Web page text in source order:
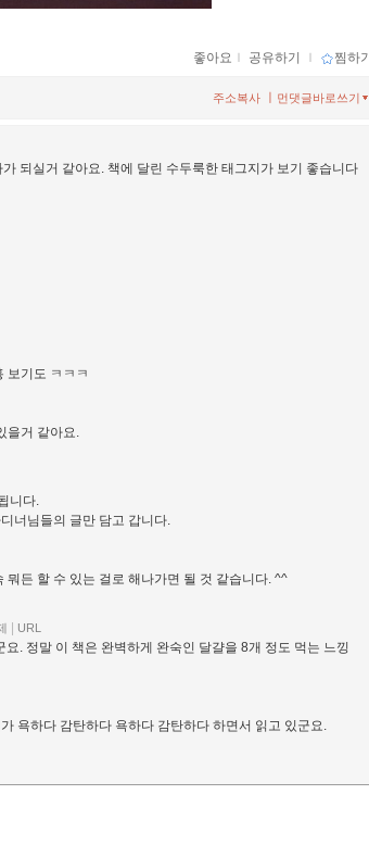
좋아요 ｌ 공유하기 ｌ 찜하기
먼댓글바로쓰기
주소복사
되실거 같아요. 책에 달린 수두룩한 태그지가 보기 좋습니다
보기도 ㅋㅋㅋ
을거 같아요.
니다.
너님들의 글만 담고 갑니다.
든 할 수 있는 걸로 해나가면 될 것 같습니다. ^^
URL
. 정말 이 책은 완벽하게 완숙인 달걀을 8개 정도 먹는 느낑
욕하다 감탄하다 욕하다 감탄하다 하면서 읽고 있군요.